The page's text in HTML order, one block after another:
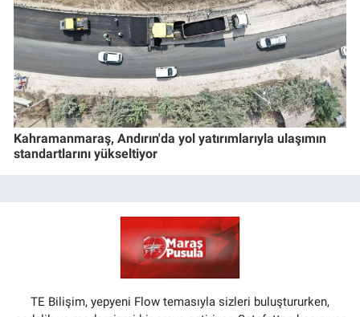
Kahramanmaraş, Andırın'da yol yatırımlarıyla ulaşımın
standartlarını yükseltiyor
TE Bilişim, yepyeni Flow temasıyla sizleri buluştururken,